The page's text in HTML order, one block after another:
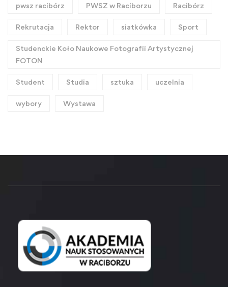
pwsz racibórz PWSZ w Raciborzu Racibórz
Rekrutacja Rektor siatkówka Sport
Studenckie Koło Naukowe Fotografii Artystycznej
FOTON
Student Studia sztuka uczelnia
wybory Wystawa